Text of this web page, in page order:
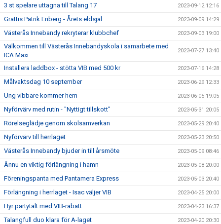
3 st spelare uttagna till Talang 17 2023-09-12 12:16
Grattis Patrik Enberg - Årets eldsjäl 2023-09-09 14:29
Västerås Innebandy rekryterar klubbchef 2023-09-03 19:00
Välkommen till Västerås Innebandyskola i samarbete med
ICA Maxi
2023-07-27 13:40
Installera laddbox - stötta VIB med 500 kr 2023-07-16 14:28
Målvaktsdag 10 september 2023-06-29 12:33
Ung vibbare kommer hem 2023-06-05 19:05
Nyförvärv med rutin - "Nyttigt tillskott" 2023-05-31 20:05
Rörelseglädje genom skolsamverkan 2023-05-29 20:40
Nyförvärv till herrlaget 2023-05-23 20:50
Västerås Innebandy bjuder in till årsmöte 2023-05-09 08:46
Ännu en viktig förlängning i hamn 2023-05-08 20:00
Föreningspanta med Pantamera Express 2023-05-03 20:40
Förlängning i herrlaget - Isac väljer VIB 2023-04-25 20:00
Hyr partytält med VIB-rabatt 2023-04-23 16:37
Talangfull duo klara för A-laget 2023-04-20 20:30